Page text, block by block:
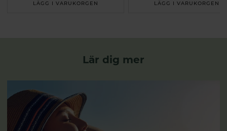
LÄGG I VARUKORGEN LÄGG I VARUKORGEN
Lär dig mer